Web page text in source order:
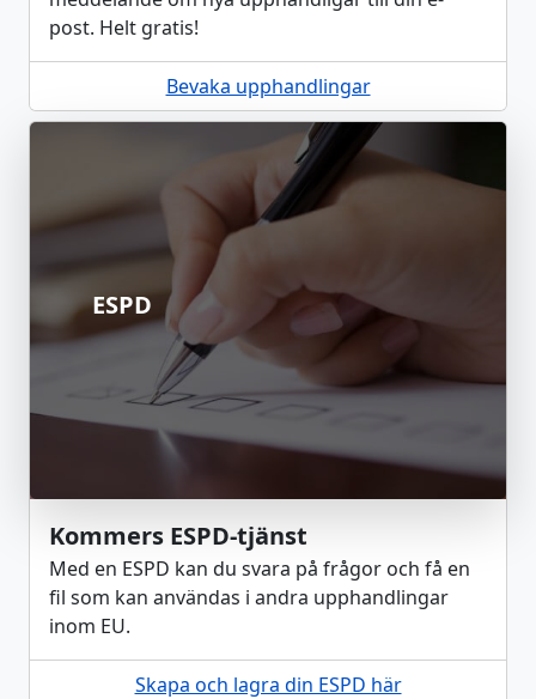
post. Helt gratis!
Bevaka upphandlingar
ESPD
Kommers ESPD-tjänst
Med en ESPD kan du svara på frågor och få en
fil som kan användas i andra upphandlingar
inom EU.
Skapa och lagra din ESPD här